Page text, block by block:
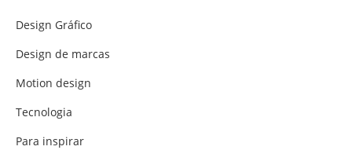
Design Gráfico
Design de marcas
Motion design
Tecnologia
Para inspirar